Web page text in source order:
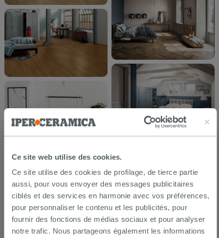
Ce site web utilise des cookies.
Ce site utilise des cookies de profilage, de tierce partie
aussi, pour vous envoyer des messages publicitaires
ciblés et des services en harmonie avec vos préférences,
pour personnaliser le contenu et les publicités, pour
fournir des fonctions de médias sociaux et pour analyser
notre trafic. Nous partageons également les informations